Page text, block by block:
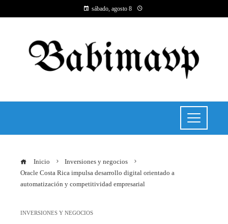
sábado, agosto 8
Inicio
Inversiones y negocios
Oracle Costa Rica impulsa desarrollo digital orientado a
automatización y competitividad empresarial
INVERSIONES Y NEGOCIOS